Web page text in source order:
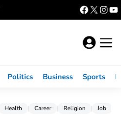
Politics Business Sports
Health Career Religion Job